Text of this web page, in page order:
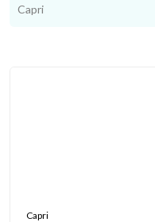
Capri
Capri